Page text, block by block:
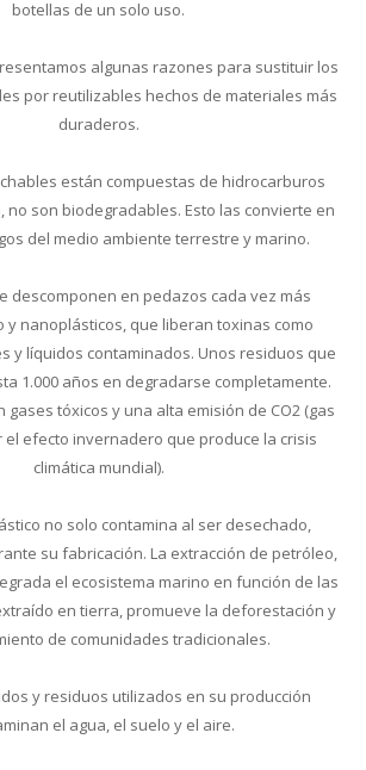
botellas de un solo uso.
algunas razones para sustituir los
por reutilizables hechos de materiales más
duraderos.
están compuestas de hidrocarburos
no son biodegradables. Esto las convierte en
del medio ambiente terrestre y marino.
descomponen en pedazos cada vez más
y nanoplásticos, que liberan toxinas como
y líquidos contaminados. Unos residuos que
1.000 años en degradarse completamente.
gases tóxicos y una alta emisión de CO2 (gas
efecto invernadero que produce la crisis
climática mundial).
no solo contamina al ser desechado,
su fabricación. La extracción de petróleo,
el ecosistema marino en función de las
en tierra, promueve la deforestación y
de comunidades tradicionales.
y residuos utilizados en su producción
el agua, el suelo y el aire.